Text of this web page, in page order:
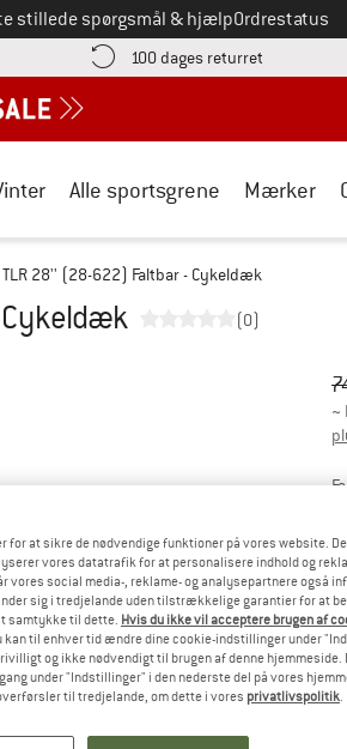
stillede spørgsmål & hjælpOrdrestatus
her! Åbnes i en infoboks
100 dages returret Gå til
Alle sportsgrene Mærker
28'' (28-622) Faltbar - Cykeldæk
(0)
~
for at sikre de nødvendige funktioner på vores website.
vores datatrafik for at personalisere indhold og
vores social media-, reklame- og analysepartnere også
sig i tredjelande uden tilstrækkelige garantier for at
samtykke til dette. Hvis du ikke vil acceptere brugen af
kan til enhver tid ændre dine cookie-indstillinger under
og ikke nødvendigt til brugen af denne hjemmeside.
under "Indstillinger" i den nederste del på vores
til tredjelande, om dette i vores privatlivspolitik